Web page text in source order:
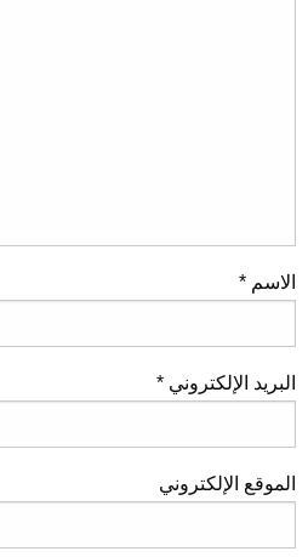
الاسم *
البريد الإلكتروني *
الموقع الإلكتروني